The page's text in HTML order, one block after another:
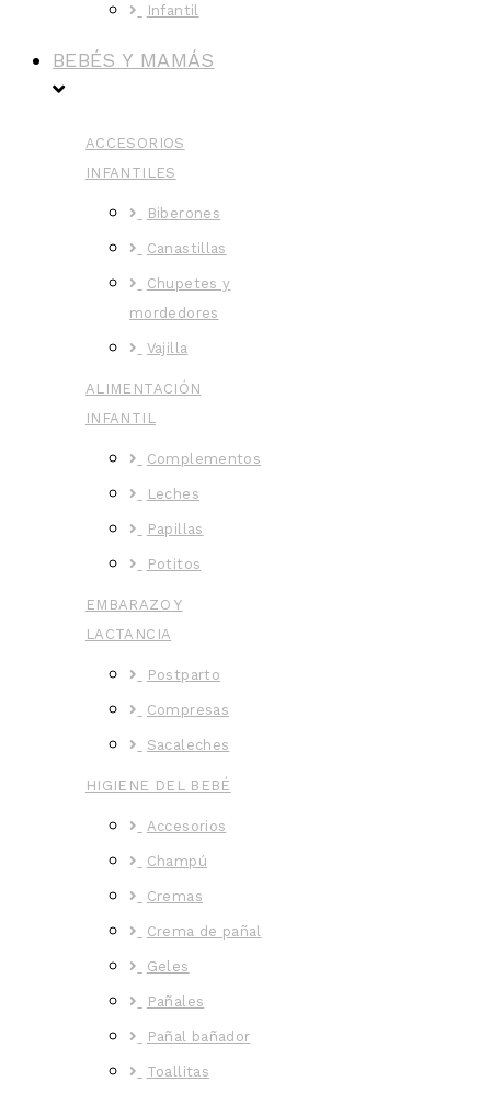
Infantil
BEBÉS Y MAMÁS
ACCESORIOS
INFANTILES
Biberones
Canastillas
Chupetes y
mordedores
Vajilla
ALIMENTACIÓN
INFANTIL
Complementos
Leches
Papillas
Potitos
EMBARAZO Y
LACTANCIA
Postparto
Compresas
Sacaleches
HIGIENE DEL BEBÉ
Accesorios
Champú
Cremas
Crema de pañal
Geles
Pañales
Pañal bañador
Toallitas